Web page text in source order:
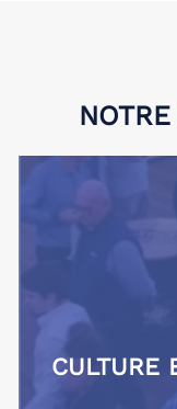
CULTURE